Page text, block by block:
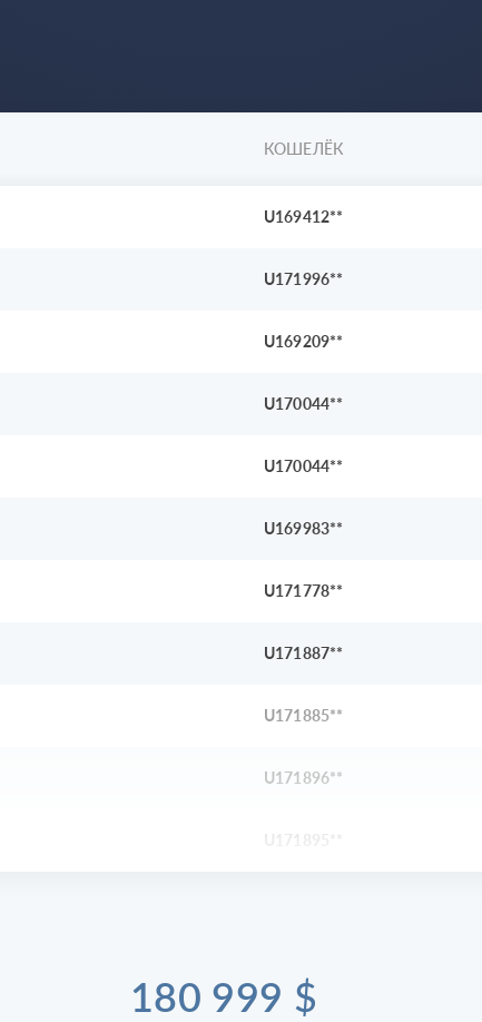
КОШЕЛЁК
U169412**
U171996**
U169209**
U170044**
U170044**
U169983**
U171778**
U171887**
U171885**
U171896**
180 999 $